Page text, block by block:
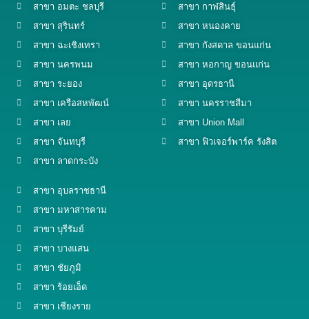
สาขา อมตะ ชลบุรี
สาขา สุรินทร์
สาขา ฉะเชิงเทรา
สาขา นครพนม
สาขา ระยอง
สาขา เครือสหพัฒน์
สาขา เลย
สาขา จันทบุรี
สาขา ลาดกระบัง
สาขา กาฬสินธุ์
สาขา หนองคาย
สาขา กังสดาล ขอนแก่น
สาขา หอกาญ ขอนแก่น
สาขา อุดรธานี
สาขา นครราชสีมา
สาขา Union Mall
สาขา ฟิวเจอร์พาร์ค รังสิต
สาขา อุบลราชธานี
สาขา มหาสารคาม
สาขา บุรีรัมย์
สาขา บางแสน
สาขา ชัยภูมิ
สาขา ร้อยเอ็ด
สาขา เชียงราย